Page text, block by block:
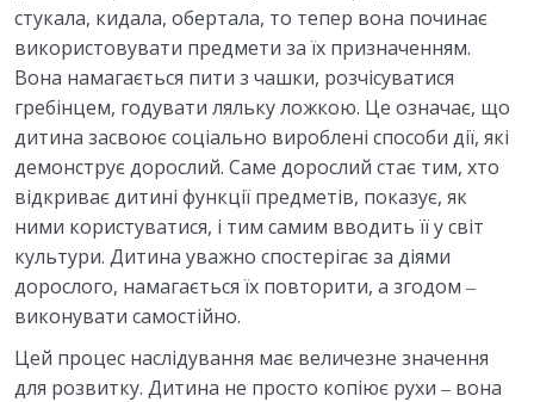
Список використаних джерел
7.ПСИХОЛОГІЧНІ ОСОБЛИВОСТІ РОЗВИТКУ
ДИТИНИ В ДОШКІЛЬНОМУ ДИТИНСТВІ
0/6
Тести модуль 2
8. РОЗВИТОК ОСОБИСТОСТІ ДОШКІЛЬНИКА
9. ГРА ЯК ПРОВІДНА ДІЯЛЬНІСТЬ У
ДОШКІЛЬНОМУ ВІЦІ
10. РОЗУМОВИЙ РОЗВИТОК ДОШКІЛЬНИКА 0/5
стукала, кидала, обертала, то тепер вона починає
використовувати предмети за їх призначенням.
Вона намагається пити з чашки, розчісуватися
гребінцем, годувати ляльку ложкою. Це означає, що
дитина засвоює соціально вироблені способи дії, які
демонструє дорослий. Саме дорослий стає тим, хто
відкриває дитині функції предметів, показує, як
ними користуватися, і тим самим вводить її у світ
культури. Дитина уважно спостерігає за діями
дорослого, намагається їх повторити, а згодом ‒
виконувати самостійно.
Цей процес наслідування має величезне значення
для розвитку. Дитина не просто копіює рухи ‒ вона